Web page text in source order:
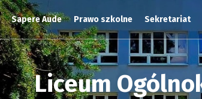
Liceum
Sapere Aude Prawo szkolne Sekretariat